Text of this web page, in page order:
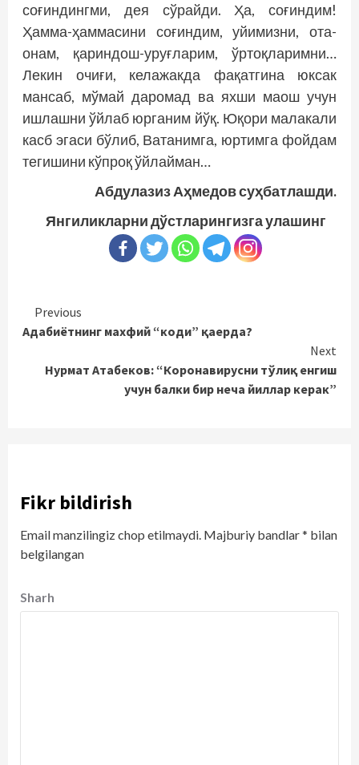
соғиндингми, дея сўрайди. Ҳа, соғиндим!
Ҳамма-ҳаммасини соғиндим, уйи­мизни, ота-
онам, қариндош-уруғ­ларим, ўртоқларимни…
Лекин очиғи, келажакда фақатгина юксак
мансаб, мўмай даромад ва яхши маош учун
ишлашни ўйлаб юрганим йўқ. Юқори малакали
касб эгаси бўлиб, Ватанимга, юртимга фойдам
тегишини кўпроқ ўйлайман…
Абдулазиз Аҳмедов суҳбатлашди.
Янгиликларни дўстларингизга улашинг
Continue
Reading
Previous
Адабиётнинг махфий “коди” қаерда?
Next
Нурмат Атабеков: “Коронавирусни тўлиқ енгиш
учун балки бир неча йиллар керак”
Fikr bildirish
Email manzilingiz chop etilmaydi. Majburiy bandlar* bilan
belgilangan
Sharh